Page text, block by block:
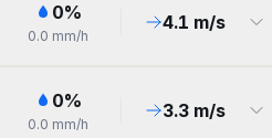
0%
0.0 mm/h
4.1 m/s
0%
0.0 mm/h
3.3m/s